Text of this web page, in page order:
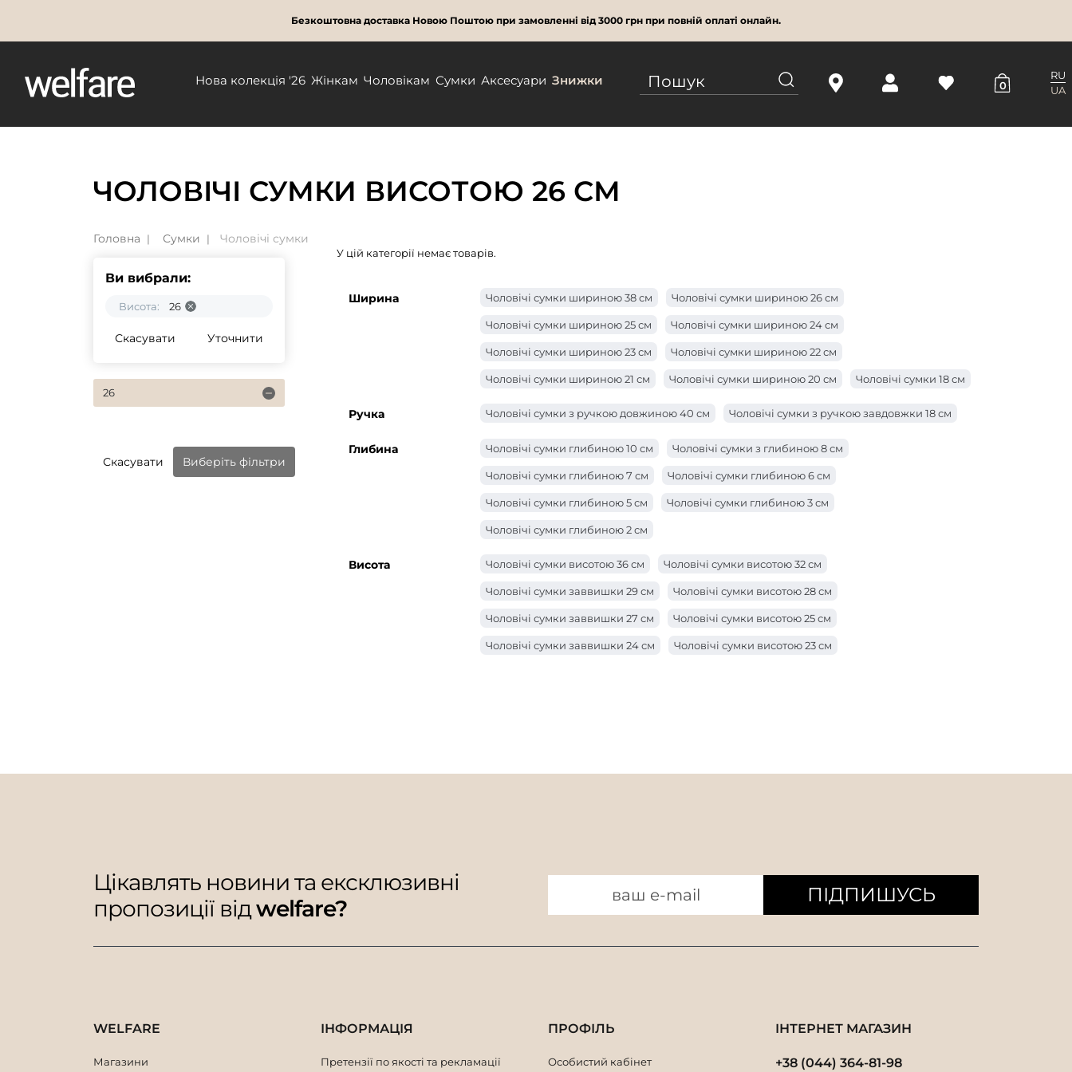
Безкоштовна доставка Новою Поштою при замовленні від 3000 грн при повній оплаті онлайн.
Нова колекція '26 Жінкам Чоловікам Сумки Аксесуари Знижки 0
RU
UA
ЧОЛОВІЧІ СУМКИ ВИСОТОЮ 26 СМ
Головна Сумки Чоловічі сумки
Ви вибрали:
Висота: 26
Скасувати Уточнити
26
Скасувати Виберіть фільтри
У цій категорії немає товарів.
Ширина Чоловічі сумки шириною 38 см Чоловічі сумки шириною 26 см
Чоловічі сумки шириною 25 см Чоловічі сумки шириною 24 см
Чоловічі сумки шириною 23 см Чоловічі сумки шириною 22 см
Чоловічі сумки шириною 21 см Чоловічі сумки шириною 20 см Чоловічі сумки 18 см
Ручка Чоловічі сумки з ручкою довжиною 40 см Чоловічі сумки з ручкою завдовжки 18 см
Глибина Чоловічі сумки глибиною 10 см Чоловічі сумки з глибиною 8 см
Чоловічі сумки глибиною 7 см Чоловічі сумки глибиною 6 см
Чоловічі сумки глибиною 5 см Чоловічі сумки глибиною 3 см
Чоловічі сумки глибиною 2 см
Висота Чоловічі сумки висотою 36 см Чоловічі сумки висотою 32 см
Чоловічі сумки заввишки 29 см Чоловічі сумки висотою 28 см
Чоловічі сумки заввишки 27 см Чоловічі сумки висотою 25 см
Чоловічі сумки заввишки 24 см Чоловічі сумки висотою 23 см
Цікавлять новини та ексклюзивні
пропозиції відwelfare?
ПІДПИШУСЬ
WELFARE
Магазини
ІНФОРМАЦІЯ
Претензії по якості та рекламації
ПРОФІЛЬ
Особистий кабінет
ІНТЕРНЕТ МАГАЗИН
+38 (044) 364-81-98